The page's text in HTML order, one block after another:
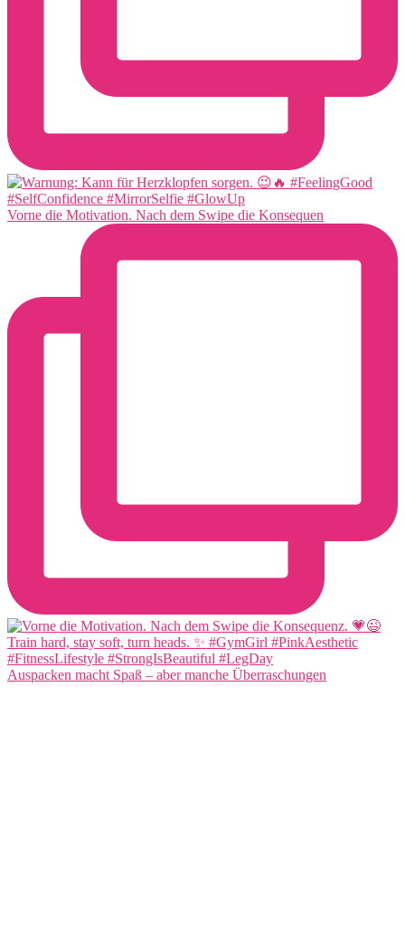
Vorne die Motivation. Nach dem Swipe die Konsequen
Auspacken macht Spaß – aber manche Überraschungen